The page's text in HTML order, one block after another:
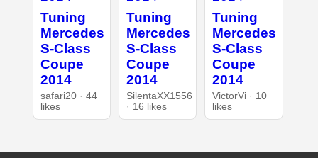
Tuning
Mercedes
S-Class
Coupe
2014
safari20 · 44
likes
Tuning
Mercedes
S-Class
Coupe
2014
SilentaXX1556
· 16 likes
Tuning
Mercedes
S-Class
Coupe
2014
VictorVi · 10
likes